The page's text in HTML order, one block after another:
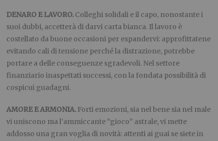
DENARO E LAVORO. Colleghi solidali e il capo, nonostante i
suoi dubbi, accetterà di darvi carta bianca. Il lavoro è
costellato da buone occasioni per espandervi: approfittatene
evitando cali di tensione perché la distrazione, potrebbe
portare a delle conseguenze sgradevoli. Nel settore
finanziario inaspettati successi, con la fondata possibilità di
cospicui guadagni.
AMORE E ARMONIA. Forti emozioni, sia nel bene sia nel male
vi uniscono ma l’ammiccante “gioco” astrale, vi mette
addosso una gran voglia di novità: attenti ai guai se siete in